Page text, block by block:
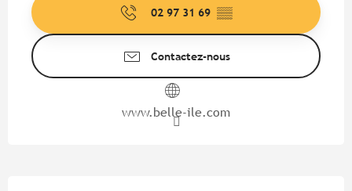
02 97 31 69 ▒▒
Contactez-nous
www.belle-ile.com